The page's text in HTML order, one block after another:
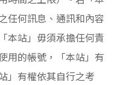
任何訊息、通訊和內容
本站」毋須承擔任何責
用的帳號，「本站」有
」有權依其自行之考